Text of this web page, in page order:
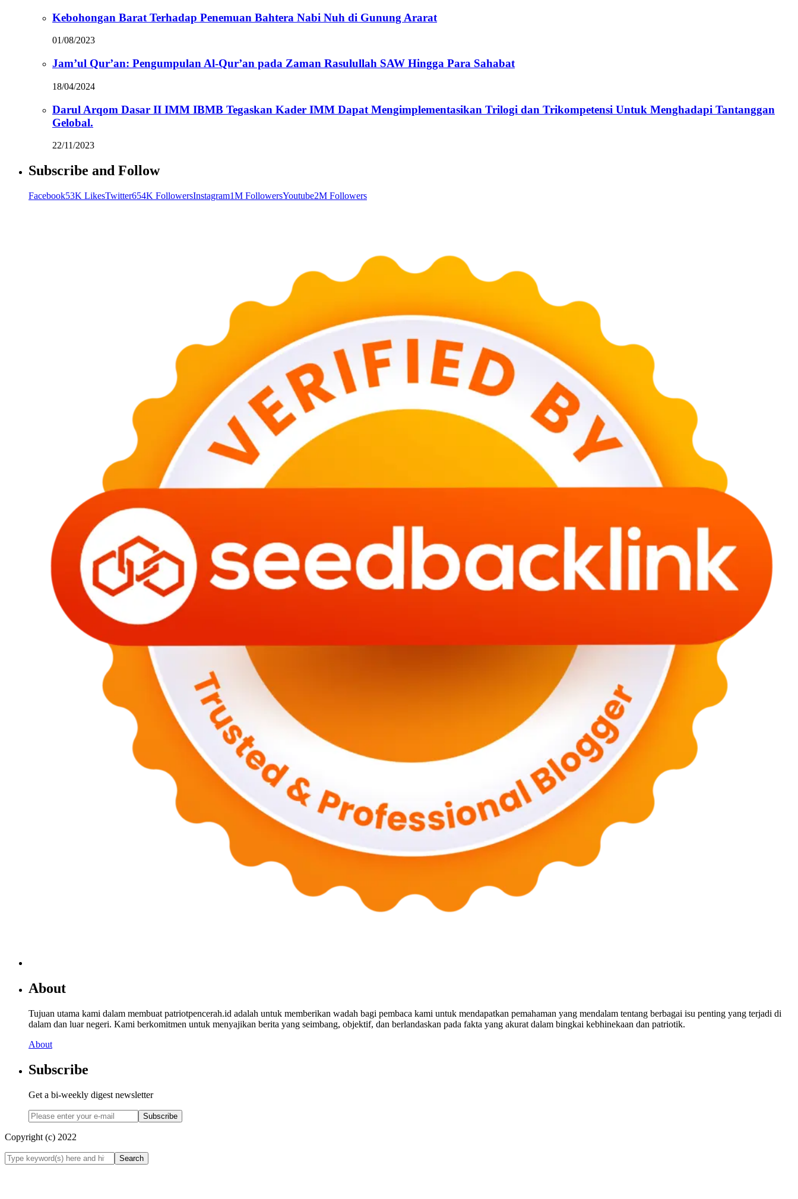
Kebohongan Barat Terhadap Penemuan Bahtera Nabi Nuh di Gunung Ararat
01/08/2023
Jam’ul Qur’an: Pengumpulan Al-Qur’an pada Zaman Rasulullah SAW Hingga Para Sahabat
18/04/2024
Darul Arqom Dasar II IMM IBMB Tegaskan Kader IMM Dapat Mengimplementasikan Trilogi dan Trikompetensi Untuk Menghadapi Tantanggan
Gelobal.
22/11/2023
Subscribe and Follow
Facebook53K LikesTwitter654K FollowersInstagram1M FollowersYoutube2M Followers
About
Tujuan utama kami dalam membuat patriotpencerah.id adalah untuk memberikan wadah bagi pembaca kami untuk mendapatkan pemahaman yang mendalam tentang berbagai isu penting yang terjadi di
dalam dan luar negeri. Kami berkomitmen untuk menyajikan berita yang seimbang, objektif, dan berlandaskan pada fakta yang akurat dalam bingkai kebhinekaan dan patriotik.
About
Subscribe
Get a bi-weekly digest newsletter
Subscribe
Copyright (c) 2022